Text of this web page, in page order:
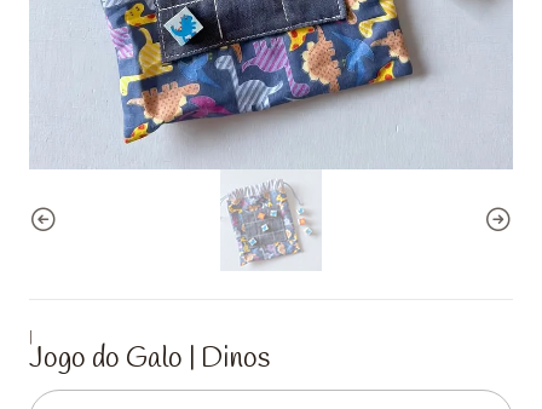
|
Jogo do Galo | Dinos